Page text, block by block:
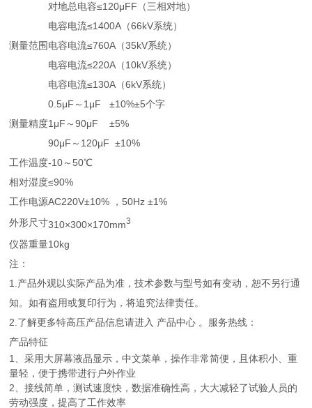
测量范围
对地总电容≤120μFF（三相对地）
电容电流≤1400A（66kV系统）
电容电流≤760A（35kV系统）
电容电流≤220A（10kV系统）
电容电流≤130A（6kV系统）
测量精度
0.5μF～1μF ±10%±5个字
1μF～90μF ±5%
90μF～120μF ±10%
工作温度-10～50℃
相对湿度≤90%
工作电源AC220V±10% ，50Hz ±1%
外形尺寸310×300×170mm3
仪器重量10kg
注：
1.产品外观以实际产品为准，技术参数与型号如有变动，恕不另行通
知。如有盗用或复印行为，将追究法律责任。
2.了解更多特高压产品信息请进入 产品中心 。服务热线：
产品特征
1、采用大屏幕液晶显示，中文菜单，操作非常简便，且体积小、重
量轻，便于携带进行户外作业
2、接线简单，测试速度快，数据准确性高，大大减轻了试验人员的
劳动强度，提高了工作效率